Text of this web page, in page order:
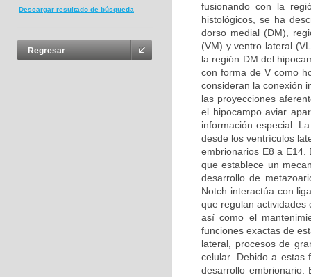
Descargar resultado de búsqueda
Regresar
fusionando con la
histológicos, se ha
dorso medial (DM),
(VM) y ventro lateral
la región DM del
con forma de V como
consideran la conexión
las proyecciones
el hipocampo aviar
información especial.
desde los ventrículos
embrionarios E8 a E14.
que establece un
desarrollo de
Notch interactúa con
que regulan actividades
así como el
funciones exactas de
lateral, procesos de
celular. Debido a estas
desarrollo embrionario.